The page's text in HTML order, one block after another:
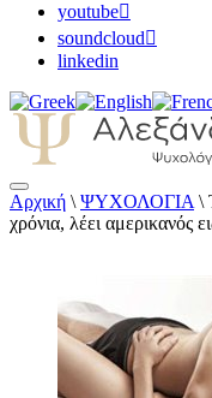
youtube
soundcloud
linkedin
Αλεξάνδρα
Παιδοψυχολόγος
Αρχική \ ΨΥΧΟΛΟΓΙΑ \
χρόνια, λέει αμερικανός